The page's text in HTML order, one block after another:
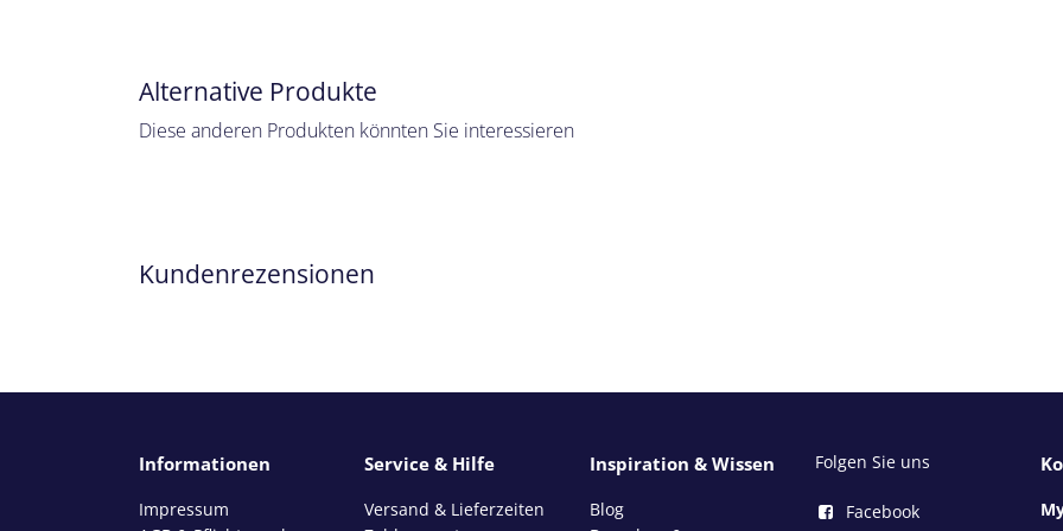
Alternative Produkte
Diese anderen Produkten könnten Sie interessieren
Kundenrezensionen
Informationen
Impressum
Service & Hilfe
Versand & Lieferzeiten
Inspiration & Wissen
Blog
Folgen Sie uns
Facebook